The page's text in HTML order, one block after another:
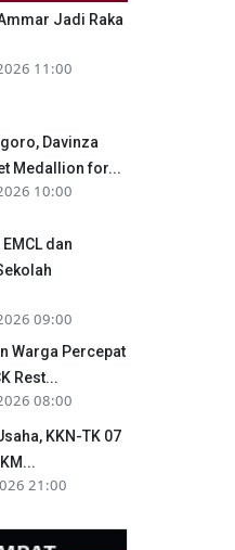
Jadi Raka
11:00
Davinza
Medallion for...
10:00
dan
09:00
Warga Percepat
Rest...
08:00
KKN-TK 07
21:00